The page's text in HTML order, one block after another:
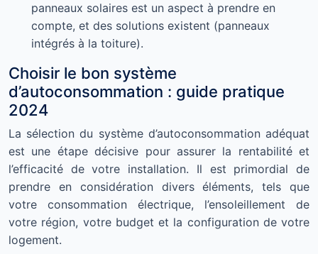
panneaux solaires est un aspect à prendre en
compte, et des solutions existent (panneaux
intégrés à la toiture).
Choisir le bon système
d’autoconsommation : guide pratique
2024
La sélection du système d’autoconsommation adéquat
est une étape décisive pour assurer la rentabilité et
l’efficacité de votre installation. Il est primordial de
prendre en considération divers éléments, tels que
votre consommation électrique, l’ensoleillement de
votre région, votre budget et la configuration de votre
logement.